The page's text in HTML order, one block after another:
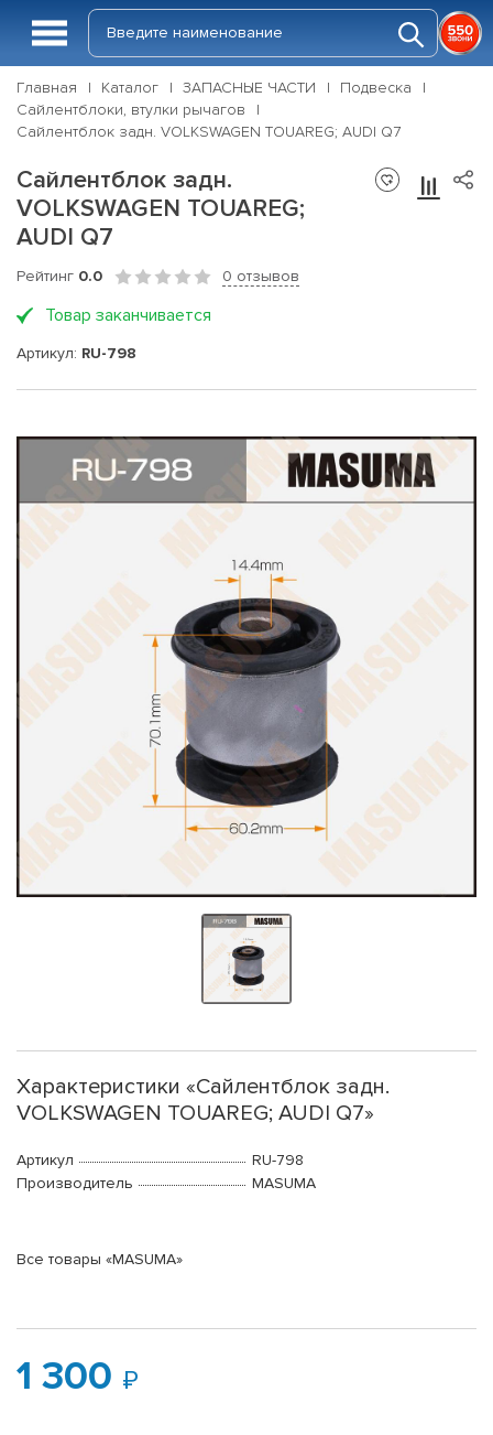
Главная Каталог ЗАПАСНЫЕ ЧАСТИ
Подвеска
Сайлентблоки, втулки рычагов
Сайлентблок задн. VOLKSWAGEN TOUAREG; AUDI Q7
Сайлентблок задн.
VOLKSWAGEN TOUAREG;
AUDI Q7
Рейтинг 0.0 0 отзывов
Товар заканчивается
Артикул: RU-798
Характеристики «Сайлентблок задн.
VOLKSWAGEN TOUAREG; AUDI Q7»
Артикул
RU-798
Производитель
MASUMA
Все товары «MASUMA»
1 300